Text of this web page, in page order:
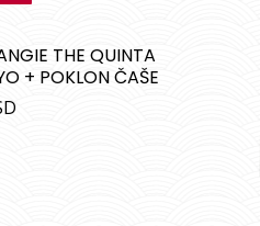
THE QUINTA
+ POKLON ČAŠE